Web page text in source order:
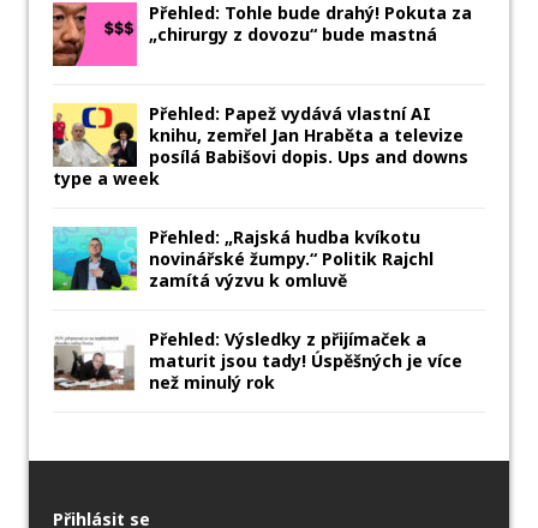
Přehled: Tohle bude drahý! Pokuta za
„chirurgy z dovozu“ bude mastná
Přehled: Papež vydává vlastní AI
knihu, zemřel Jan Hraběta a televize
posílá Babišovi dopis. Ups and downs
type a week
Přehled: „Rajská hudba kvíkotu
novinářské žumpy.“ Politik Rajchl
zamítá výzvu k omluvě
Přehled: Výsledky z přijímaček a
maturit jsou tady! Úspěšných je více
než minulý rok
Přihlásit se